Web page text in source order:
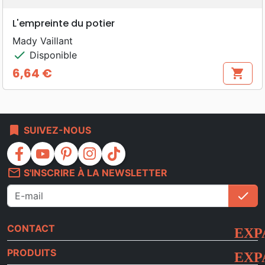
L'empreinte du potier
Mady Vaillant
check Disponible
Prix
6,64 € shopping_cart
bookmark SUIVEZ-NOUS
facebook youtube pinterest instagram
tiktok
mail_outline S'INSCRIRE À LA NEWSLETTER
check
CONTACT
PRODUITS